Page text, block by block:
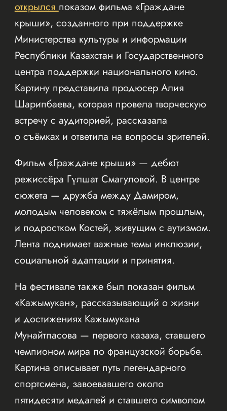
открылся показом фильма «Граждане
крыши», созданного при поддержке
Министерства культуры и информации
Республики Казахстан и Государственного
центра поддержки национального кино.
Картину представила продюсер Алия
Шарипбаева, которая провела творческую
встречу с аудиторией, рассказала
о съёмках и ответила на вопросы зрителей.
Фильм «Граждане крыши» — дебют
режиссёра Гүлшат Смагуловой. В центре
сюжета — дружба между Дамиром,
молодым человеком с тяжёлым прошлым,
и подростком Костей, живущим с аутизмом.
Лента поднимает важные темы инклюзии,
социальной адаптации и принятия.
На фестивале также был показан фильм
«Кажымукан», рассказывающий о жизни
и достижениях Кажымукана
Мунайтпасова — первого казаха, ставшего
чемпионом мира по французской борьбе.
Картина описывает путь легендарного
спортсмена, завоевавшего около
пятидесяти медалей и ставшего символом